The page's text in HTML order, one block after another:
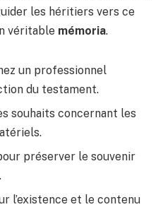
les héritiers vers ce
véritable mémoria.
un professionnel
du testament.
souhaits concernant les
préserver le souvenir
l’existence et le contenu